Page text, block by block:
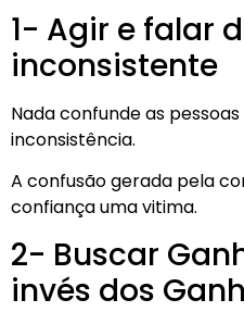
1- Agir e falar
inconsistente
Nada confunde as
inconsistência.
A confusão gerada pela
confiança uma vitima.
2- Buscar
invés dos